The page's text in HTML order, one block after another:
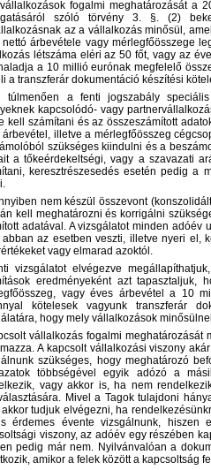
fogalmi meghatározását a
szóló törvény 3. §. (2)
az a vállalkozás minősül,
nettó árbevétele vagy mérlegfőösszege
létszáma eléri az 50 főt, vagy az
a 10 millió eurónak megfelelő
a transzferár dokumentáció készítési
túlmenően a fenti jogszabály
kapcsolódó- vagy
kell számítani és az összeszámított
árbevétel, illetve a mérlegfőösszeg
szükséges kiindulni és a
a tőkeérdekeltségi, vagy a szavazati
keresztrészesedés esetén pedig a
nem készül összevont
kell meghatározni és korrigálni
adatával. A vizsgálatot minden
abban az esetben veszti, illetve nyeri el,
vagy elmarad azoktól.
vizsgálatot elvégezve
eredményeként azt
vagy éves árbevétel a 10
kötelesek vagyunk transzferár
hogy mely vállalkozások
vállalkozás fogalmi meghatározását
A kapcsolt vállalkozási viszony
szükséges, hogy meghatározó
többségével egyik adózó a
vagy akkor is, ha nem
Mivel a Tagok tulajdoni
tudjuk elvégezni, ha
érdemes évente vizsgálnunk,
viszony, az adóév egy részében
pedig már nem. Nyilvánvalóan a
amikor a felek között a kapcsoltság